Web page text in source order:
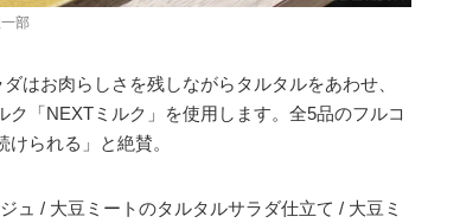
部
はお肉らしさを残しながらタルタルをあわせ、
「NEXTミルク」を使用します。全5品のフルコ
られる」と絶賛。
ュ / 大豆ミートのタルタルサラダ仕立て / 大豆ミ